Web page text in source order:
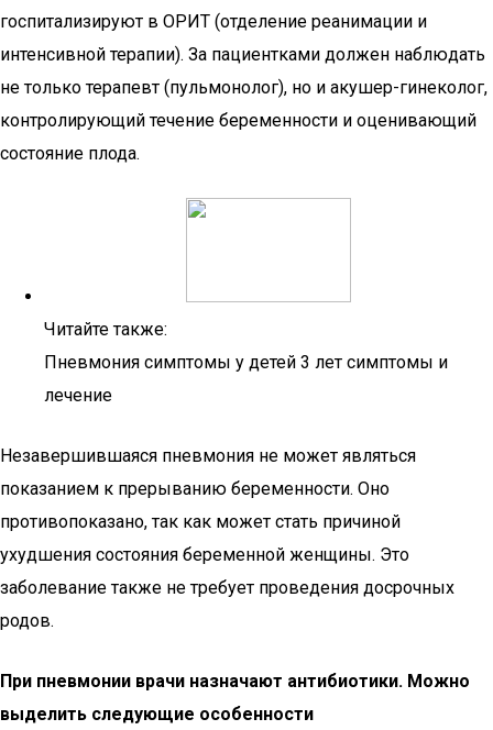
госпитализируют в ОРИТ (отделение реанимации и
интенсивной терапии). За пациентками должен наблюдать
не только терапевт (пульмонолог), но и акушер-гинеколог,
контролирующий течение беременности и оценивающий
состояние плода.
Читайте также:
Пневмония симптомы у детей 3 лет симптомы и
лечение
Незавершившаяся пневмония не может являться
показанием к прерыванию беременности. Оно
противопоказано, так как может стать причиной
ухудшения состояния беременной женщины. Это
заболевание также не требует проведения досрочных
родов.
При пневмонии врачи назначают антибиотики. Можно
выделить следующие особенности